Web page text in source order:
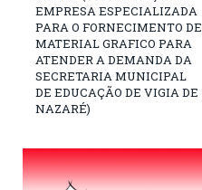
EMPRESA ESPECIALIZADA
PARA O FORNECIMENTO DE
MATERIAL GRAFICO PARA
ATENDER A DEMANDA DA
SECRETARIA MUNICIPAL
DE EDUCAÇÃO DE VIGIA DE
NAZARÉ)